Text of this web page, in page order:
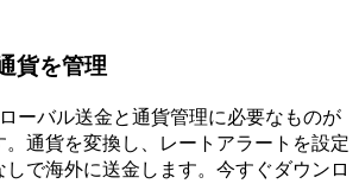
貨を管理
ーバル送金と通貨管理に必要なものが
通貨を変換し、レートアラートを設定
しで海外に送金します。今すぐダウンロ